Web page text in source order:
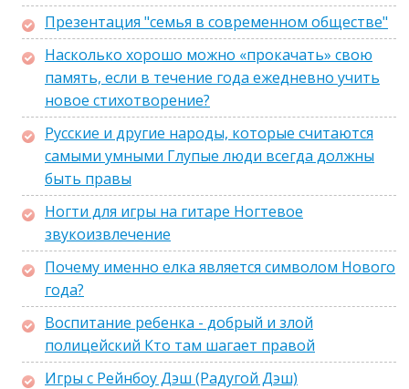
Презентация "семья в современном обществе"
Насколько хорошо можно «прокачать» свою
память, если в течение года ежедневно учить
новое стихотворение?
Русские и другие народы, которые считаются
самыми умными Глупые люди всегда должны
быть правы
Ногти для игры на гитаре Ногтевое
звукоизвлечение
Почему именно елка является символом Нового
года?
Воспитание ребенка - добрый и злой
полицейский Кто там шагает правой
Игры с Рейнбоу Дэш (Радугой Дэш)